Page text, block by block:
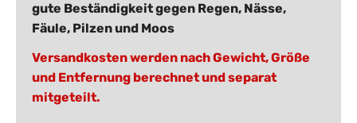
gute Beständigkeit gegen Regen, Nässe,
Fäule, Pilzen und Moos
Versandkosten werden nach Gewicht, Größe
und Entfernung berechnet und separat
mitgeteilt.